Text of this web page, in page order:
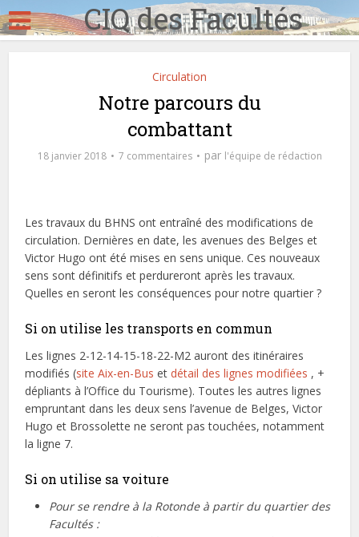
CIQ des Facultés
Circulation
Notre parcours du
combattant
18 janvier 2018 7 commentaires par l'équipe de rédaction
Les travaux du BHNS ont entraîné des modifications de
circulation. Dernières en date, les avenues des Belges et
Victor Hugo ont été mises en sens unique. Ces nouveaux
sens sont définitifs et perdureront après les travaux.
Quelles en seront les conséquences pour notre quartier ?
Si on utilise les transports en commun
Les lignes 2-12-14-15-18-22-M2 auront des itinéraires
modifiés (site Aix-en-Bus etdétail des lignes modifiées , +
dépliants à l’Office du Tourisme). Toutes les autres lignes
empruntant dans les deux sens l’avenue de Belges, Victor
Hugo et Brossolette ne seront pas touchées, notamment
la ligne 7.
Si on utilise sa voiture
Pour se rendre à la Rotonde à partir du quartier des
Facultés :